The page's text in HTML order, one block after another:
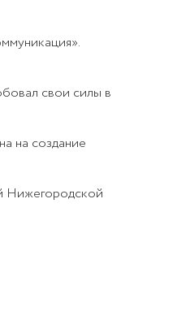
свои силы в
на создание
Нижегородской